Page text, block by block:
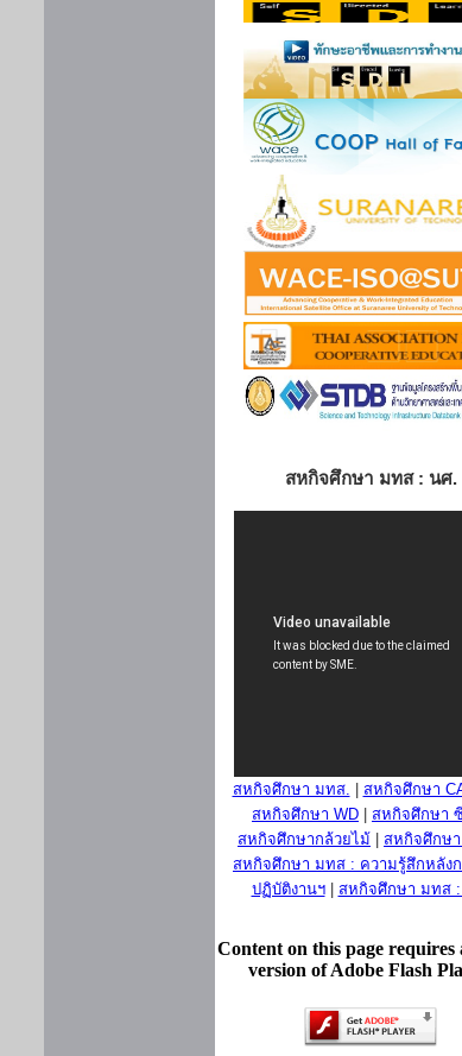
สหกิจศึกษา มทส : นศ.
สหกิจศึกษา มทส.
สหกิจศึกษา
สหกิจศึกษา WD
สหกิจศึกษา
สหกิจศึกษากล้วยไม้
สหกิจศึกษา
สหกิจศึกษา มทส : ความรู้สึกหลัง
ปฏิบัติงานฯ| สหกิจศึกษา มทส
Content on this page requires
version of Adobe Flash